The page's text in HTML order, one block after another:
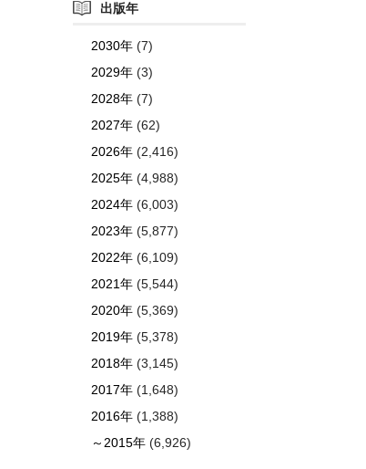
出版年
2030年 (7)
2029年 (3)
2028年 (7)
2027年 (62)
2026年 (2,416)
2025年 (4,988)
2024年 (6,003)
2023年 (5,877)
2022年 (6,109)
2021年 (5,544)
2020年 (5,369)
2019年 (5,378)
2018年 (3,145)
2017年 (1,648)
2016年 (1,388)
～2015年 (6,926)